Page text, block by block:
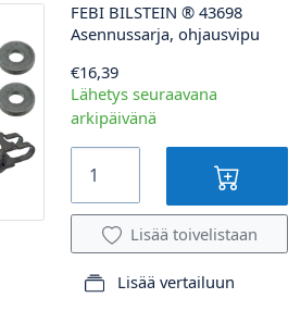
FEBI BILSTEIN ® 43698
Asennussarja, ohjausvipu
€16,39
Lähetys seuraavana
arkipäivänä
Lisää toivelistaan
Lisää vertailuun